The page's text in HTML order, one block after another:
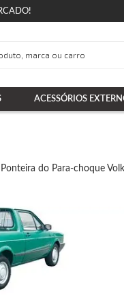
ACESSÓRIOS
Ponteira do Para-choque